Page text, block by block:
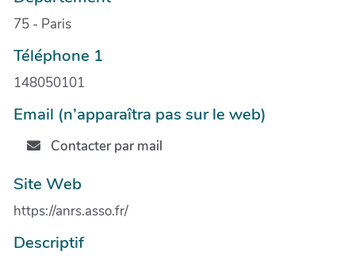
75 - Paris
Téléphone 1
148050101
Email (n’apparaîtra pas sur le web)
Contacter par mail
Site Web
https://anrs.asso.fr/
Descriptif